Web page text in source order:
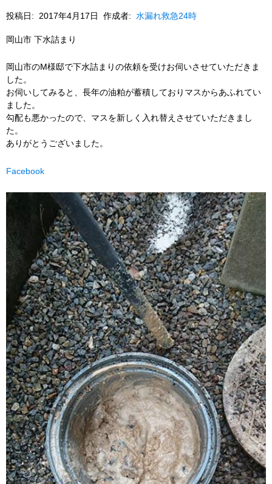
投稿日: 2017年4月17日 作成者: 水漏れ救急24時
岡山市 下水詰まり
岡山市のM様邸で下水詰まりの依頼を受けお伺いさせていただきま
した。
お伺いしてみると、長年の油粕が蓄積しておりマスからあふれてい
ました。
勾配も悪かったので、マスを新しく入れ替えさせていただきまし
た。
ありがとうございました。
Facebook